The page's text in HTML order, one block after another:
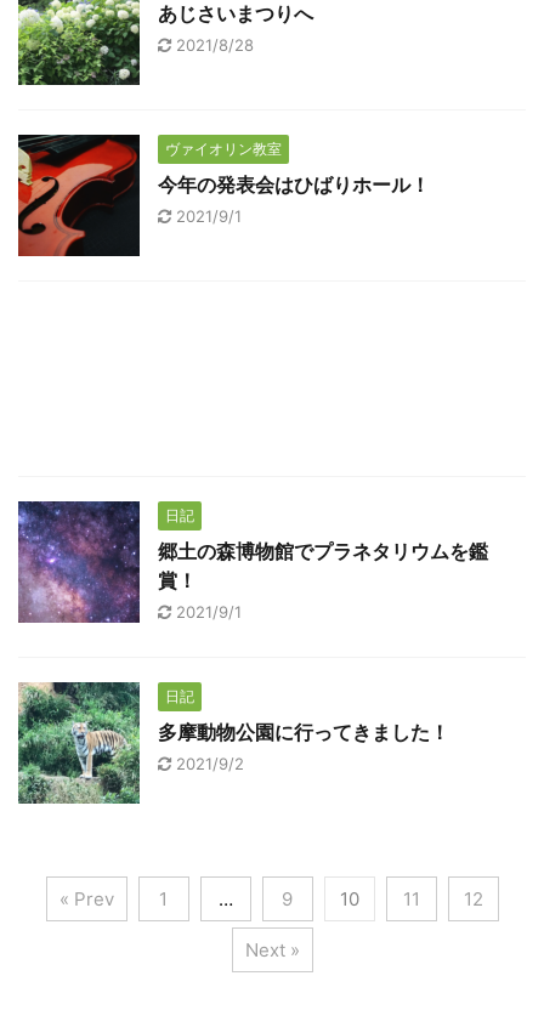
あじさいまつりへ
2021/8/28
ヴァイオリン教室
今年の発表会はひばりホール！
2021/9/1
日記
郷土の森博物館でプラネタリウムを鑑
賞！
2021/9/1
日記
多摩動物公園に行ってきました！
2021/9/2
« Prev 1 … 9 10 11 12
Next »